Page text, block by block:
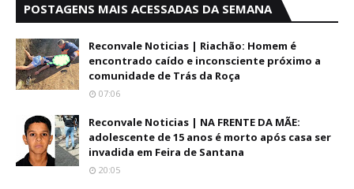
POSTAGENS MAIS ACESSADAS DA SEMANA
Reconvale Noticias | Riachão: Homem é
encontrado caído e inconsciente próximo a
comunidade de Trás da Roça
07:06
Reconvale Noticias | NA FRENTE DA MÃE:
adolescente de 15 anos é morto após casa ser
invadida em Feira de Santana
20:05